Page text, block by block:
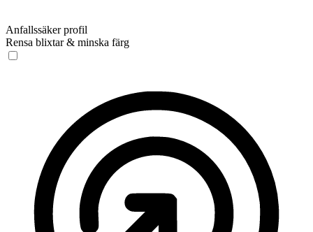
Anfallssäker profil
Rensa blixtar & minska färg